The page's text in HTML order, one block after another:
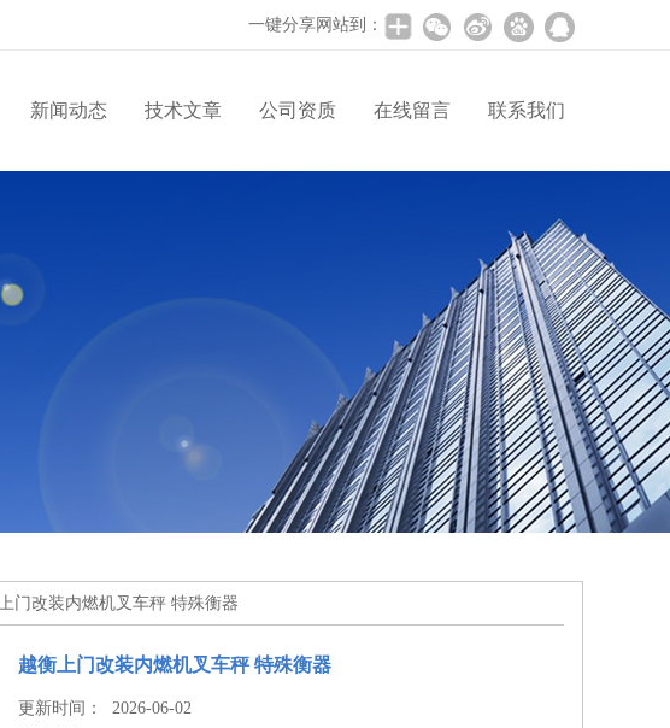
一键分享网站到：
新闻动态 技术文章 公司资质 在线留言 联系我们
门改装内燃机叉车秤 特殊衡器
越衡上门改装内燃机叉车秤 特殊衡器
更新时间： 2026-06-02